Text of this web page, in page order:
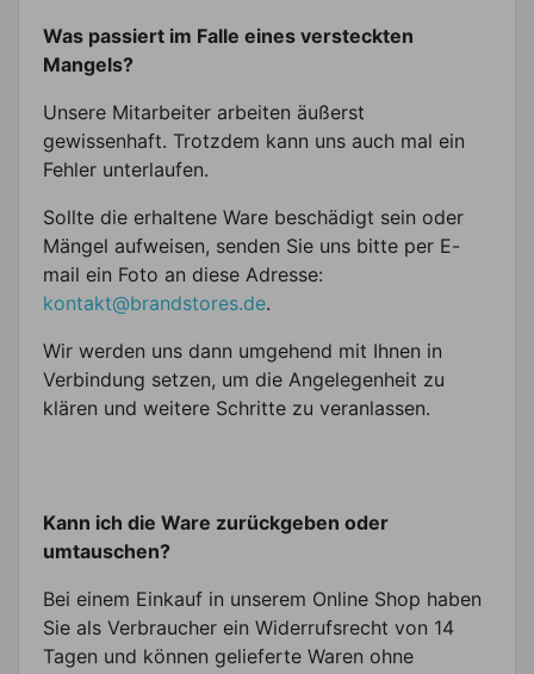
Was passiert im Falle eines versteckten
Mangels?
Unsere Mitarbeiter arbeiten äußerst
gewissenhaft. Trotzdem kann uns auch mal ein
Fehler unterlaufen.
Sollte die erhaltene Ware beschädigt sein oder
Mängel aufweisen, senden Sie uns bitte per E-
mail ein Foto an diese Adresse:
kontakt@brandstores.de.
Wir werden uns dann umgehend mit Ihnen in
Verbindung setzen, um die Angelegenheit zu
klären und weitere Schritte zu veranlassen.
Kann ich die Ware zurückgeben oder
umtauschen?
Bei einem Einkauf in unserem Online Shop haben
Sie als Verbraucher ein Widerrufsrecht von 14
Tagen und können gelieferte Waren ohne